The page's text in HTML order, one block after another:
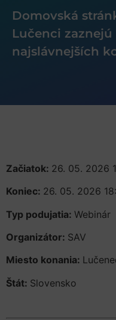
Domovská
Lučenci
najslávnejších
Začiatok: 26. 05. 2026
Koniec: 26. 05. 2026
Typ podujatia: Webinár
Organizátor: SAV
Miesto konania:
Štát: Slovensko